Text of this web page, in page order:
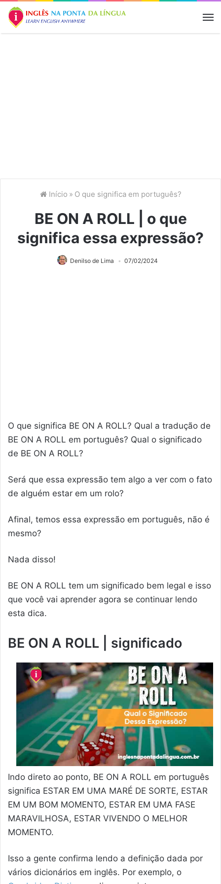
Início » O que significa em português?
BE ON A ROLL | o que
significa essa expressão?
Denilso de Lima 07/02/2024
O que significa BE ON A ROLL? Qual a tradução de
BE ON A ROLL em português? Qual o significado
de BE ON A ROLL?
Será que essa expressão tem algo a ver com o fato
de alguém estar em um rolo?
Afinal, temos essa expressão em português, não é
mesmo?
Nada disso!
BE ON A ROLL tem um significado bem legal e isso
que você vai aprender agora se continuar lendo
esta dica.
BE ON A ROLL | significado
Indo direto ao ponto, BE ON A ROLL em português
significa ESTAR EM UMA MARÉ DE SORTE, ESTAR
EM UM BOM MOMENTO, ESTAR EM UMA FASE
MARAVILHOSA, ESTAR VIVENDO O MELHOR
MOMENTO.
Isso a gente confirma lendo a definição dada por
vários dicionários em inglês. Por exemplo, o